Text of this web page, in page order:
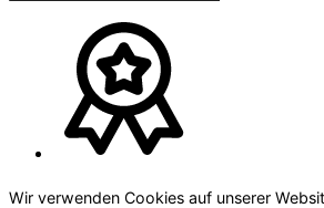
Wir verwenden Cookies auf unserer